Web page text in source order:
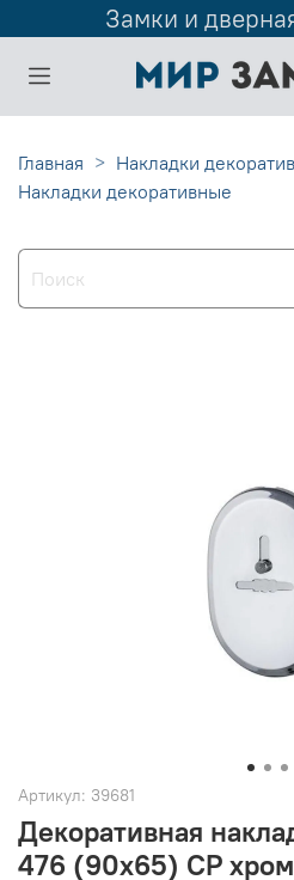
Замки и
Главная
Накладки
Накладки декоративные
Артикул: 39681
Декоративная
476 (90х65) СP